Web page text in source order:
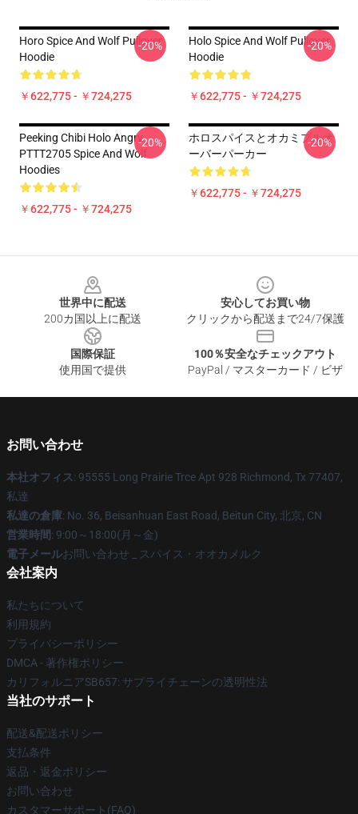
Horo Spice And Wolf Pullover
Hoodie
￥622,775 - ￥724,275
-20%
Holo Spice And Wolf Pullover
Hoodie
￥622,775 - ￥724,275
-20%
Peeking Chibi Holo Angry
PTTT2705 Spice And Wolf
Hoodies
￥622,775 - ￥724,275
-20%
ホロスパイスとオカミプルオ
ーバーパーカー
￥622,775 - ￥724,275
-20%
世界中に配送
200カ国以上に配送
安心してお買い物
クリックから配送まで24/7保護
国際保証
使用国で提供
100％安全なチェックアウト
PayPal / マスターカード / ビザ
お問い合わせ
本社オフィス: 95555 Long Prairie Trce Apt 928 Richmond, Tx 77407,
私達
私達の倉庫: No. 36, Beisanhuan East Road, Beitun City, 北京, CN
営業時間: 9:00～18:00(月～金)
電子メールお問い合わせ _ スパイス・オオカメルク
会社案内
私たちについて
利用規約
プライバシーポリシー
DMCA - 著作権ポリシー
カリフォルニアSB657: サプライチェーンの透明性法
当社のサポート
配送&配送ポリシー
支払条件
返品・返金ポリシー
お問い合わせ
カスタマーサポート(FAQ)